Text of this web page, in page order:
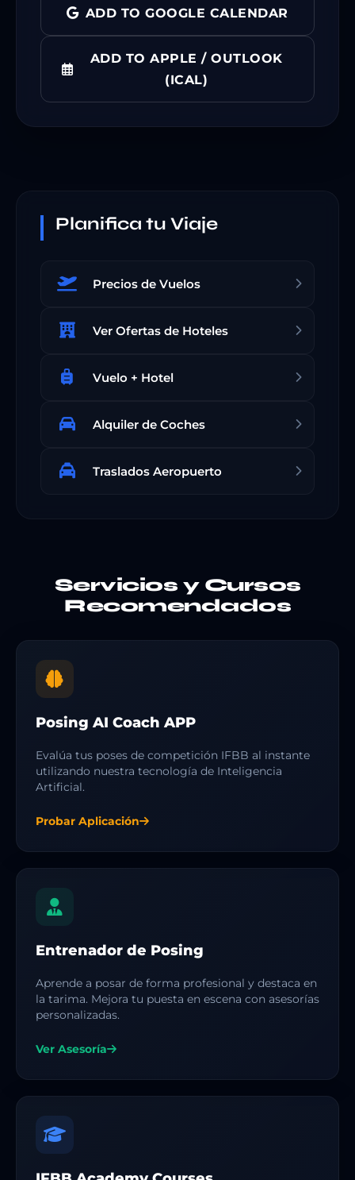
ADD TO GOOGLE CALENDAR
ADD TO APPLE / OUTLOOK
(ICAL)
Planifica tu Viaje
Precios de Vuelos
Ver Ofertas de Hoteles
Vuelo + Hotel
Alquiler de Coches
Traslados Aeropuerto
Servicios y Cursos
Recomendados
Posing AI Coach APP
Evalúa tus poses de competición IFBB al instante
utilizando nuestra tecnología de Inteligencia
Artificial.
Probar Aplicación
Entrenador de Posing
Aprende a posar de forma profesional y destaca en
la tarima. Mejora tu puesta en escena con asesorías
personalizadas.
Ver Asesoría